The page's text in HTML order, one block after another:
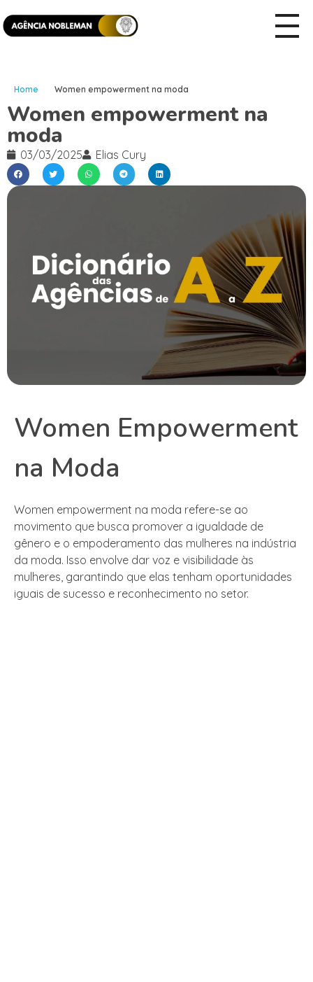
Home Women empowerment na moda
Women empowerment na
moda
03/03/2025 Elias Cury
Women Empowerment
na Moda
Women empowerment na moda refere-se ao
movimento que busca promover a igualdade de
gênero e o empoderamento das mulheres na indústria
da moda. Isso envolve dar voz e visibilidade às
mulheres, garantindo que elas tenham oportunidades
iguais de sucesso e reconhecimento no setor.